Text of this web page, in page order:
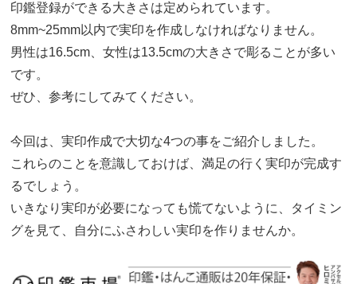
印鑑登録ができる大きさは定められています。
8mm~25mm以内で実印を作成しなければなりません。
男性は16.5cm、女性は13.5cmの大きさで彫ることが多い
です。
ぜひ、参考にしてみてください。
今回は、実印作成で大切な4つの事をご紹介しました。
これらのことを意識しておけば、満足の行く実印が完成す
るでしょう。
いきなり実印が必要になっても慌てないように、タイミン
グを見て、自分にふさわしい実印を作りませんか。